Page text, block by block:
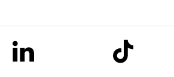
link to linkedin link to tiktok